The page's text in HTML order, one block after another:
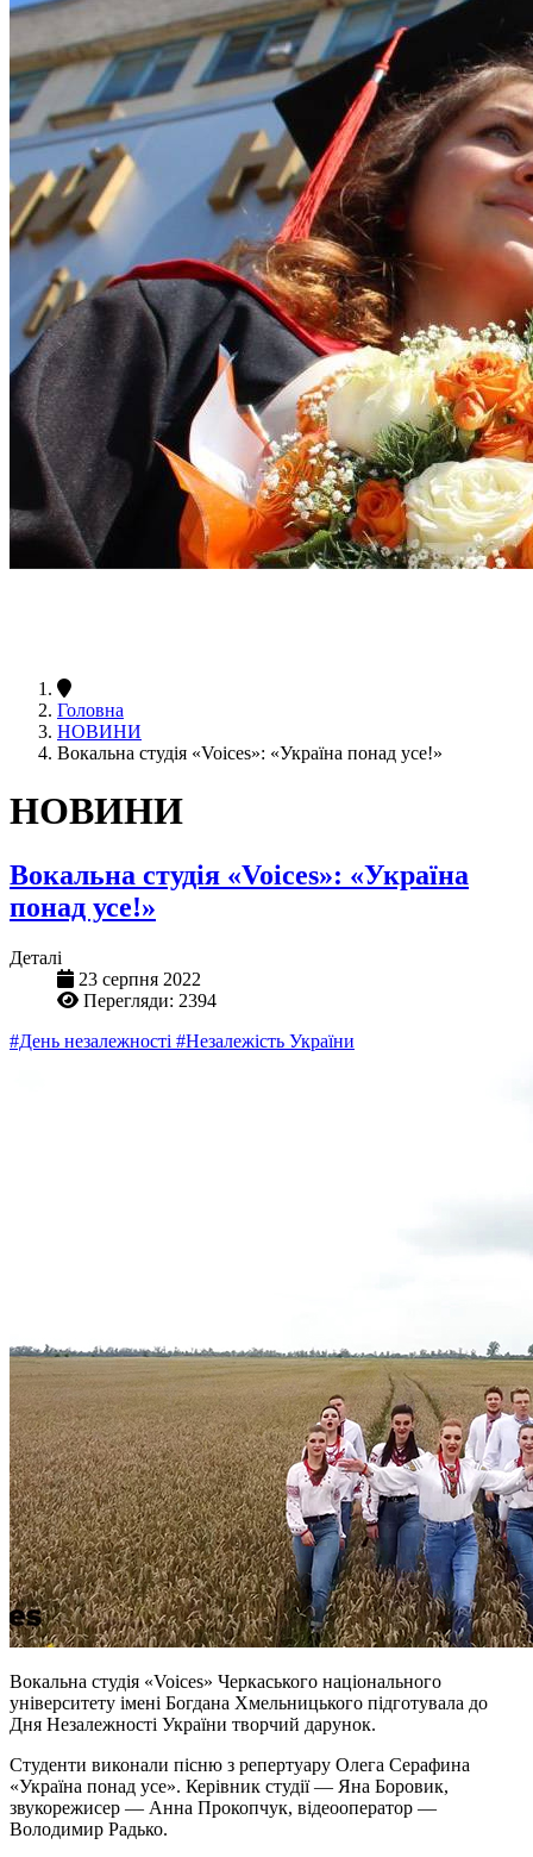
Головна
НОВИНИ
Вокальна студія «Voices»: «Україна понад усе!»
НОВИНИ
Вокальна студія «Voices»: «Україна
понад усе!»
Деталі
23 серпня 2022
Перегляди: 2394
#День незалежності #Незалежість України
Вокальна студія «Voices» Черкаського національного
університету імені Богдана Хмельницького підготувала до
Дня Незалежності України творчий дарунок.
Студенти виконали пісню з репертуару Олега Серафина
«Україна понад усе». Керівник студії — Яна Боровик,
звукорежисер — Анна Прокопчук, відеооператор —
Володимир Радько.